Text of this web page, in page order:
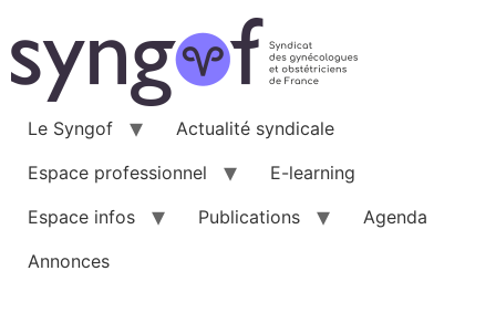
au
contenu
Le Syngof
Actualité syndicale
Espace professionnel
E-learning
Espace infos
Publications
Agenda
Annonces